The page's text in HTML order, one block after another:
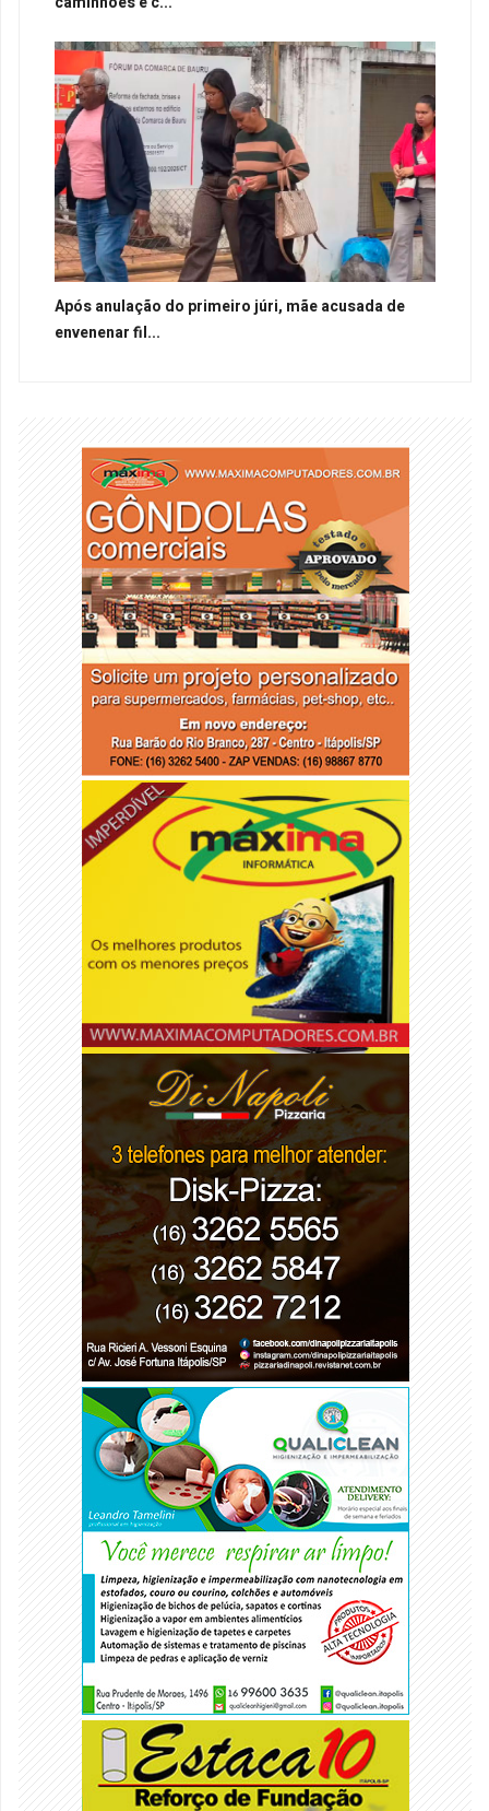
Após anulação do primeiro júri, mãe acusada de
envenenar fil...